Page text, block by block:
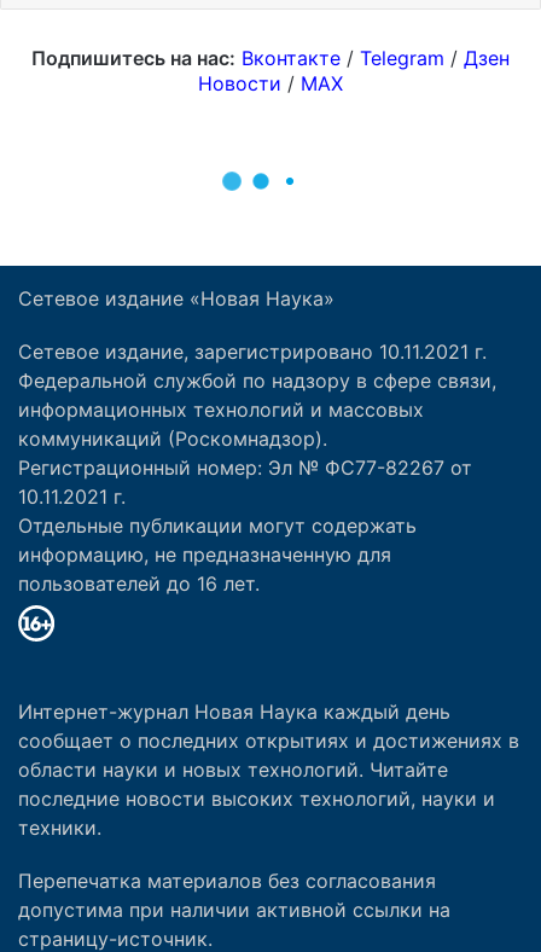
Сетевое издание «Новая Наука»
Сетевое издание, зарегистрировано 10.11.2021 г.
Федеральной службой по надзору в сфере связи,
информационных технологий и массовых
коммуникаций (Роскомнадзор).
Регистрационный номер: Эл № ФС77-82267 от
10.11.2021 г.
Отдельные публикации могут содержать
информацию, не предназначенную для
пользователей до 16 лет.
Интернет-журнал Новая Наука каждый день
сообщает о последних открытиях и достижениях в
области науки и новых технологий. Читайте
последние новости высоких технологий, науки и
техники.
Перепечатка материалов без согласования
допустима при наличии активной ссылки на
страницу-источник.